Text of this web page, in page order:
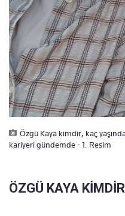
Özgü Kaya kimdir, kaç
kariyeri gündemde - 1. Resim
ÖZGÜ KAYA